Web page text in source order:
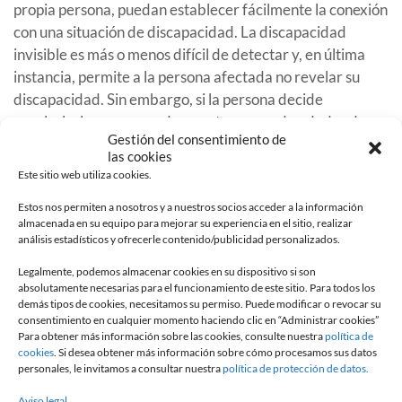
Gestión del consentimiento de
las cookies
Este sitio web utiliza cookies.
Estos nos permiten a nosotros y a nuestros socios acceder a la información
almacenada en su equipo para mejorar su experiencia en el sitio, realizar
análisis estadísticos y ofrecerle contenido/publicidad personalizados.
Legalmente, podemos almacenar cookies en su dispositivo si son
absolutamente necesarias para el funcionamiento de este sitio. Para todos los
demás tipos de cookies, necesitamos su permiso. Puede modificar o revocar su
consentimiento en cualquier momento haciendo clic en “Administrar cookies”
Para obtener más información sobre las cookies, consulte nuestrapolítica de
cookies. Si desea obtener más información sobre cómo procesamos sus datos
personales, le invitamos a consultar nuestrapolítica de protección de datos.
propia persona, puedan establecer fácilmente la conexión
con una situación de discapacidad. La discapacidad
invisible es más o menos difícil de detectar y, en última
instancia, permite a la persona afectada no revelar su
discapacidad. Sin embargo, si la persona decide
revelarlo, las personas de su entorno pueden dudar de su
existencia y estigmatizar a la persona que ha hecho la
confesión. Además, si una persona con discapacidad
Discapacitado (RQTH) a su empresa, ésta debe
proporcionarle toda la ayuda necesaria para que pueda
¿Qué es el autismo?
El autismo es un trastorno del desarrollo que afecta al
funcionamiento del cerebro. Por ejemplo, algunas